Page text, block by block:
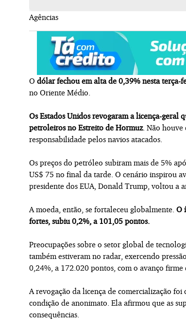
Agências
O dólar fechou em alta de 0,39% nesta terça-
no Oriente Médio.
Os Estados Unidos revogaram a licença-geral
petroleiros no Estreito de Hormuz. Não houve
responsabilidade pelos navios atacados.
Os preços do petróleo subiram mais de 5%
US$ 75 no final da tarde. O cenário inspirou
presidente dos EUA, Donald Trump, voltou a
A moeda, então, se fortaleceu globalmente. O
fortes, subiu 0,2%, a 101,05 pontos.
Preocupações sobre o setor global de
também estiveram no radar, exercendo
0,24%, a 172.020 pontos, com o avanço
A revogação da licença de comercialização
condição de anonimato. Ela afirmou que as
consequências.